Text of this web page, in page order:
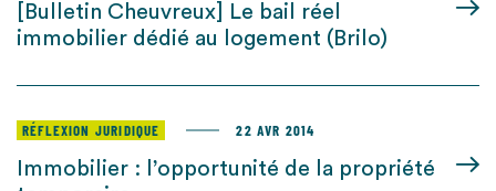
[Bulletin Cheuvreux] Le bail réel
immobilier dédié au logement (Brilo)
RÉFLEXION JURIDIQUE 22 AVR 2014
Immobilier : l’opportunité de la propriété